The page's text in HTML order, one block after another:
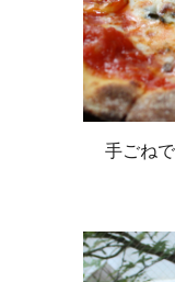
手ごね